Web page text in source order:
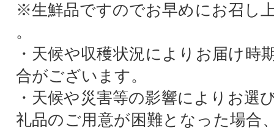
※生鮮品ですのでお早めにお召し
。
・天候や収穫状況によりお届け時
合がございます。
・天候や災害等の影響によりお選
礼品のご用意が困難となった場合